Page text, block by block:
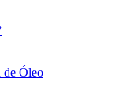
de Óleo